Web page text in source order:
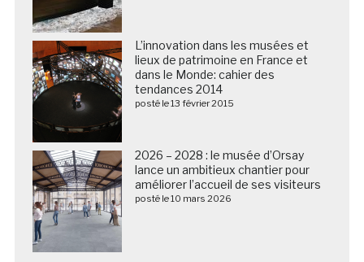
L’innovation dans les musées et
lieux de patrimoine en France et
dans le Monde: cahier des
tendances 2014
posté le 13 février 2015
2026 – 2028 : le musée d’Orsay
lance un ambitieux chantier pour
améliorer l’accueil de ses visiteurs
posté le 10 mars 2026